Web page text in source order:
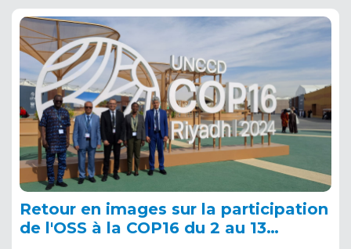
Retour en images sur la participation
de l'OSS à la COP16 du 2 au 13